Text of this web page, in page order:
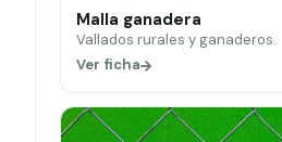
Malla ganadera
Vallados rurales y ganaderos.
Ver ficha